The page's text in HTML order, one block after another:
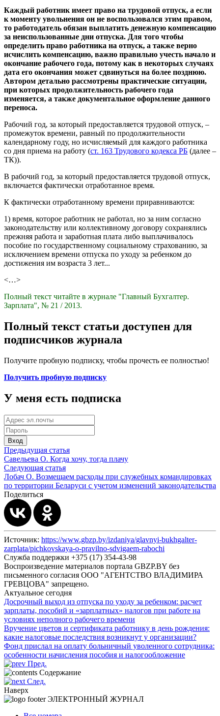
Каждый работник имеет право на трудовой отпуск, а если
к моменту увольнения он не воспользовался этим правом,
то работодатель обязан выплатить денежную компенсацию
за неиспользованные дни отпуска. Для того чтобы
определить право работника на отпуск, а также верно
исчислить компенсацию, важно правильно учесть начало и
окончание рабочего года, потому как в некоторых случаях
дата его окончания может сдвинуться на более позднюю.
Автором детально рассмотрены практические ситуации,
при которых продолжительность рабочего года
изменяется, а также документальное оформление данного
переноса.
Рабочий год, за который предоставляется трудовой отпуск, –
промежуток времени, равный по продолжительности
календарному году, но исчисляемый для каждого работника
со дня приема на работу (ст. 163 Трудового кодекса РБ (далее –
ТК)).
В рабочий год, за который предоставляется трудовой отпуск,
включается фактически отработанное время.
К фактически отработанному времени приравниваются:
1) время, которое работник не работал, но за ним согласно
законодательству или коллективному договору сохранялись
прежняя работа и заработная плата либо выплачивалось
пособие по государственному социальному страхованию, за
исключением времени отпуска по уходу за ребенком до
достижения им возраста 3 лет...
<…>
Полный текст читайте в журнале "Главный Бухгалтер.
Зарплата", № 21 / 2013.
Полный текст статьи доступен для
подписчиков журнала
Получите пробную подписку, чтобы прочесть ее полностью!
Получить пробную подписку
У меня есть подписка
Вход
Предыдущая статья
Савельева О. Когда хочу, тогда плачу
Следующая статья
Лобач О. Возмещаем расходы при служебных командировках
по территории Беларуси с учетом изменений законодательства
Поделиться
Источник: https://www.gbzp.by/izdaniya/glavnyi-bukhgalter-
zarplata/pichkovskaya-o-pravilno-sdvigaem-rabochi
Служба поддержки +375 (17) 354-43-98
Воспроизведение материалов портала GBZP.BY без
письменного согласия OOO "АГЕНТСТВО ВЛАДИМИРА
ГРЕВЦОВА" запрещено.
Актуальное сегодня
Досрочный выход из отпуска по уходу за ребенком: расчет
зарплаты, пособий и «зарплатных» налогов при работе на
условиях неполного рабочего времени
Вручение цветов и сертификата работнику в день рождения:
какие налоговые последствия возникнут у организации?
Фонд прислал на оплату больничный уволенного сотрудника:
особенности начисления пособия и налогообложение
Пред.
Содержание
След.
Наверх
ЭЛЕКТРОННЫЙ ЖУРНАЛ